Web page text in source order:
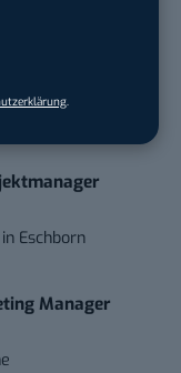
.
in Eschborn
Manager